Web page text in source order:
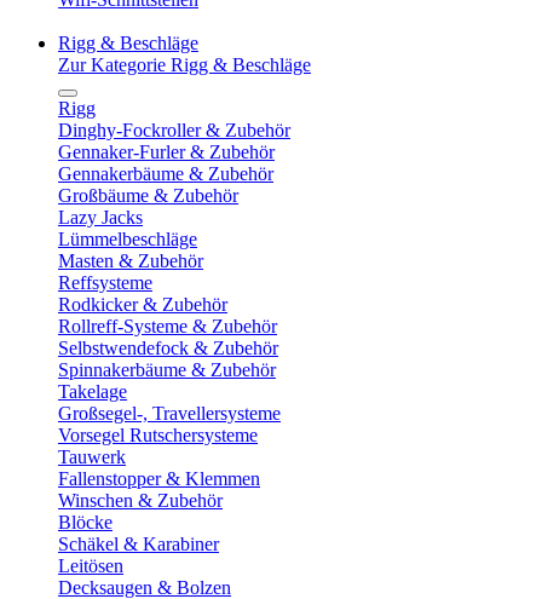
Rigg & Beschläge
Zur Kategorie Rigg & Beschläge
Rigg
Dinghy-Fockroller & Zubehör
Gennaker-Furler & Zubehör
Gennakerbäume & Zubehör
Großbäume & Zubehör
Lazy Jacks
Lümmelbeschläge
Masten & Zubehör
Reffsysteme
Rodkicker & Zubehör
Rollreff-Systeme & Zubehör
Selbstwendefock & Zubehör
Spinnakerbäume & Zubehör
Takelage
Großsegel-, Travellersysteme
Vorsegel Rutschersysteme
Tauwerk
Fallenstopper & Klemmen
Winschen & Zubehör
Blöcke
Schäkel & Karabiner
Leitösen
Decksaugen & Bolzen